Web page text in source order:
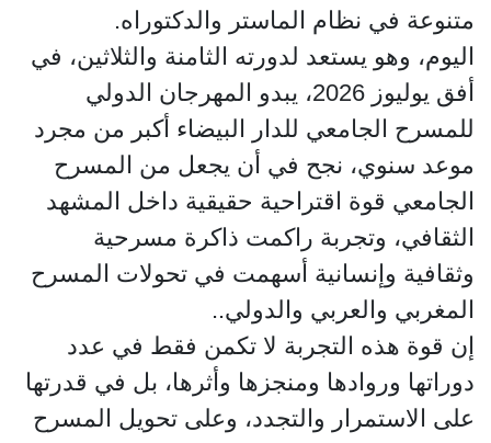
متنوعة في نظام الماستر والدكتوراه.
اليوم، وهو يستعد لدورته الثامنة والثلاثين، في
أفق يوليوز 2026، يبدو المهرجان الدولي
للمسرح الجامعي للدار البيضاء أكبر من مجرد
موعد سنوي، نجح في أن يجعل من المسرح
الجامعي قوة اقتراحية حقيقية داخل المشهد
الثقافي، وتجربة راكمت ذاكرة مسرحية
وثقافية وإنسانية أسهمت في تحولات المسرح
المغربي والعربي والدولي..
إن قوة هذه التجربة لا تكمن فقط في عدد
دوراتها وروادها ومنجزها وأثرها، بل في قدرتها
على الاستمرار والتجدد، وعلى تحويل المسرح